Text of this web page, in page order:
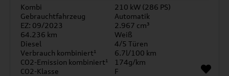
Kombi
210 kW (286 PS)
Gebrauchtfahrzeug
Automatik
EZ: 09/2023
2.967 cm³
64.236 km
Weiß
Diesel
4/5 Türen
Verbrauch kombiniert¹
6.7l/100 km
CO2-Emission kombiniert¹
174g/km
CO2-Klasse
F